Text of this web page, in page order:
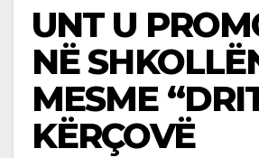
UNT U
NË
MESME
KËRÇOVË